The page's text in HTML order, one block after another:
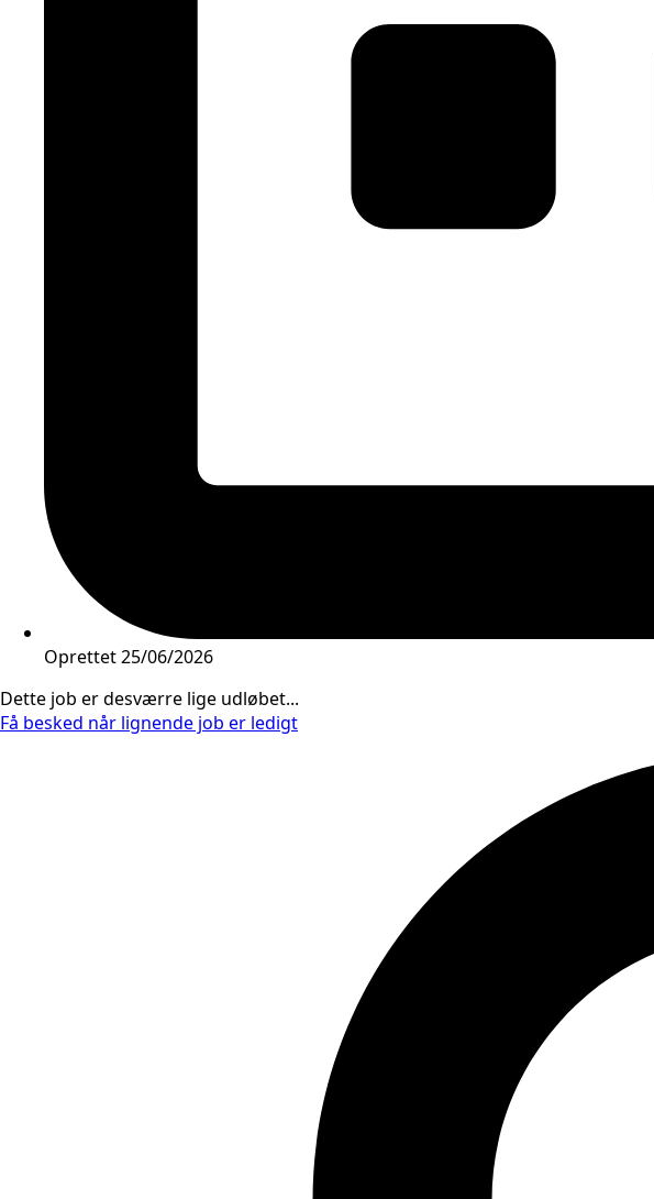
Oprettet25/06/2026
Dette job er desværre lige udløbet...
Få besked når lignende job er ledigt